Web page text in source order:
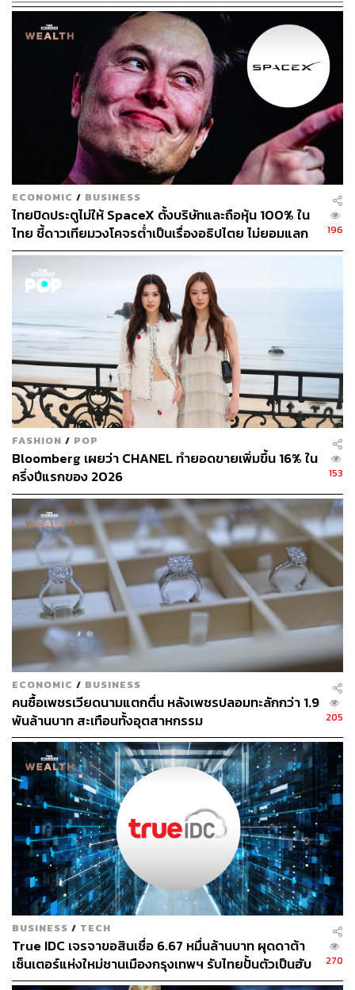
อ้างอิง:
https://www.businessinsider.com/apple-is-working-o
n-touch-screen-macbook-pro-report-2023-1
https://www.bloomberg.com/news/articles/2023-01-1
1/apple-working-on-adding-touch-screens-to-macs-i
n-major-turnabout
สามารถติดตาม THE STANDARD WEALTH
ผ่านแอปพลิเคชันต่างๆ ที่คุณสะดวกหรือใช้งานอยู่แล้วได้เลย
TAGS: Steve Jobs Bloomberg macOS
Apple Tim Cook
674
ABOUT THE AUTHOR
อรุณ เหล่าสิล
นักศึกษาฝึกงานประจำกองบรรณาธิการ ​​THE
STANDARD WEALTH
ECONOMIC / BUSINESS
ไทยปิดประตูไม่ให้ SpaceX ตั้งบริษัทและถือหุ้น 100% ใน
ไทย ชี้ดาวเทียมวงโคจรต่ำเป็นเรื่องอธิปไตย ไม่ยอมแลก
ในโต๊ะเจรจาการค้า
196
FASHION / POP
Bloomberg เผยว่า CHANEL ทำยอดขายเพิ่มขึ้น 16% ใน
ครึ่งปีแรกของ 2026
153
ECONOMIC / BUSINESS
คนซื้อเพชรเวียดนามแตกตื่น หลังเพชรปลอมทะลักกว่า 1.9
พันล้านบาท สะเทือนทั้งอุตสาหกรรม
205
BUSINESS / TECH
True IDC เจรจาขอสินเชื่อ 6.67 หมื่นล้านบาท ผุดดาต้า
เซ็นเตอร์แห่งใหม่ชานเมืองกรุงเทพฯ รับไทยปั้นตัวเป็นฮับ
AI ภูมิภาค
270